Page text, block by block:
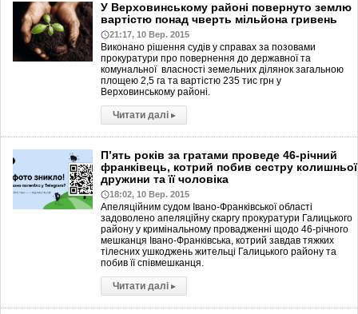
У Верховинському районі повернуто землю
вартістю понад чверть мільйона гривень
21:17, 10 Вер. 2015
Виконано рішення судів у справах за позовами
прокуратури про повернення до державної та
комунальної власності земельних ділянок загальною
площею 2,5 га та вартістю 235 тис грн у
Верховинському районі.
Читати далі ▸
П’ять років за гратами проведе 46-річний
франківець, котрий побив сестру колишньої
дружини та її чоловіка
18:02, 10 Вер. 2015
Апеляційним судом Івано-Франківської області
задоволено апеляційну скаргу прокуратури Галицького
району у кримінальному провадженні щодо 46-річного
мешканця Івано-Франківська, котрий завдав тяжких
тілесних ушкоджень жительці Галицького району та
побив її співмешканця.
Читати далі ▸